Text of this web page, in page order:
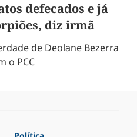
defecados e já
diz irmã
de Deolane Bezerra
o PCC